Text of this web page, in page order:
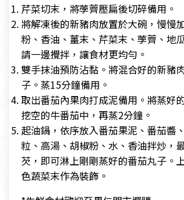
芹菜切末，將荸薺壓扁後切碎備用。
將解凍後的新豬肉放置於大碗，慢慢
粉、香油、薑末、芹菜末、荸薺、地
請一邊攪拌，讓食材更均勻。
雙手抹油預防沾黏。將混合好的新豬
子。蒸15分鐘備用。
取出番茄內果肉打成泥備用。將蒸好
挖空的牛番茄中，再蒸2分鐘。
起油鍋，依序放入番茄果泥、番茄醬
粒、高湯、胡椒粉、水、香油拌炒，
芡，即可淋上剛剛蒸好的番茄丸子。
色蔬菜末作為裝飾。